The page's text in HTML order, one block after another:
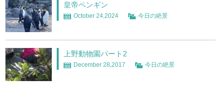
皇帝ペンギン
October 24,2024 今日の絶景
上野動物園パート2
December 28,2017 今日の絶景